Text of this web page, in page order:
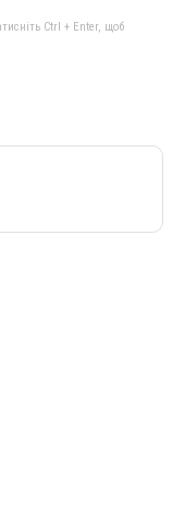
Ctrl + Enter, щоб